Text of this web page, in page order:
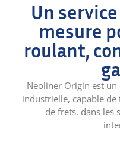
Un
mesure
roulant,
Neoliner Origin est
industrielle, capable
de frets, dans les